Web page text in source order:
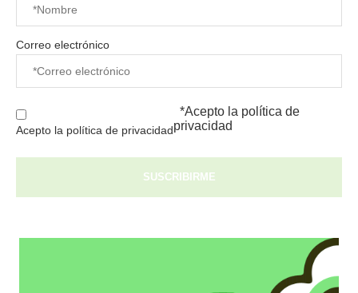
Correo electrónico
Acepto la política de privacidad
*Acepto la política de
privacidad